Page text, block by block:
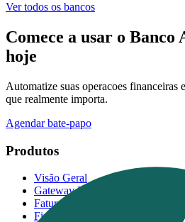
Ver todos os bancos
Comece a usar o
hoje
Automatize suas operacoes financeiras
que realmente importa.
Agendar bate-papo
Produtos
Visão Geral
Gateway Bancário
Faturamento Automático
Financeiro Inteligente